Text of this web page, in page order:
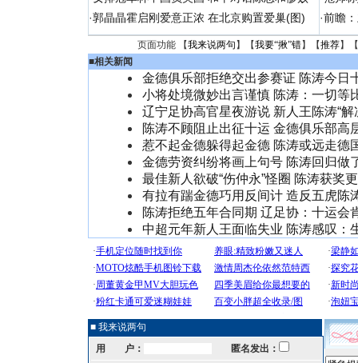
·郭晶晶霍启刚爱意正浓 在北京购置爱巢(图)
·前瞻
页面功能 【我来说两句 】【我要“揪”错】【推荐】
■相关新闻
金德俱乐部拒绝交出参赛证 陈涛今日
小将处境微妙出言谨慎 陈涛：一切等
辽宁足协高官星夜游说 新人王陈涛“解
陈涛不顾阻止出征十运 金德俱乐部高
惹不起金德躲得起金德 陈涛或远走德
金德劳资纠纷将画上句号 陈涛回归做
最佳新人欲破“伤仲永”怪圈 陈涛获奖
有拉有踹金德巧用反间计 造反五虎陈
陈涛拒绝五年合同期 辽足协：十运会
中超元年新人王面临失业 陈涛感叹：
■ 我来说两句
用 户：
匿名发出：